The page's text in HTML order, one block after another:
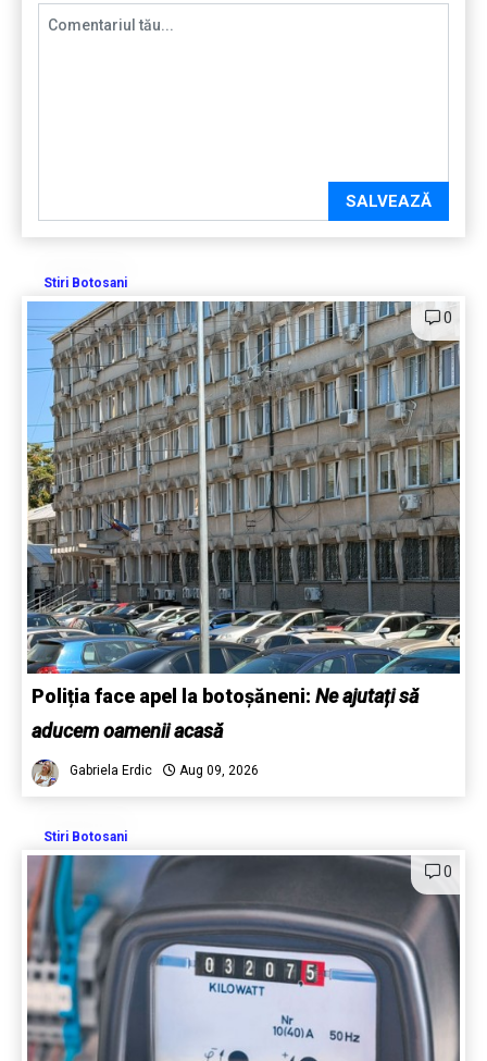
SALVEAZĂ
Stiri Botosani
0
Poliția face apel la botoșăneni: Ne ajutați să
aducem oamenii acasă
Gabriela Erdic Aug 09, 2026
Stiri Botosani
0